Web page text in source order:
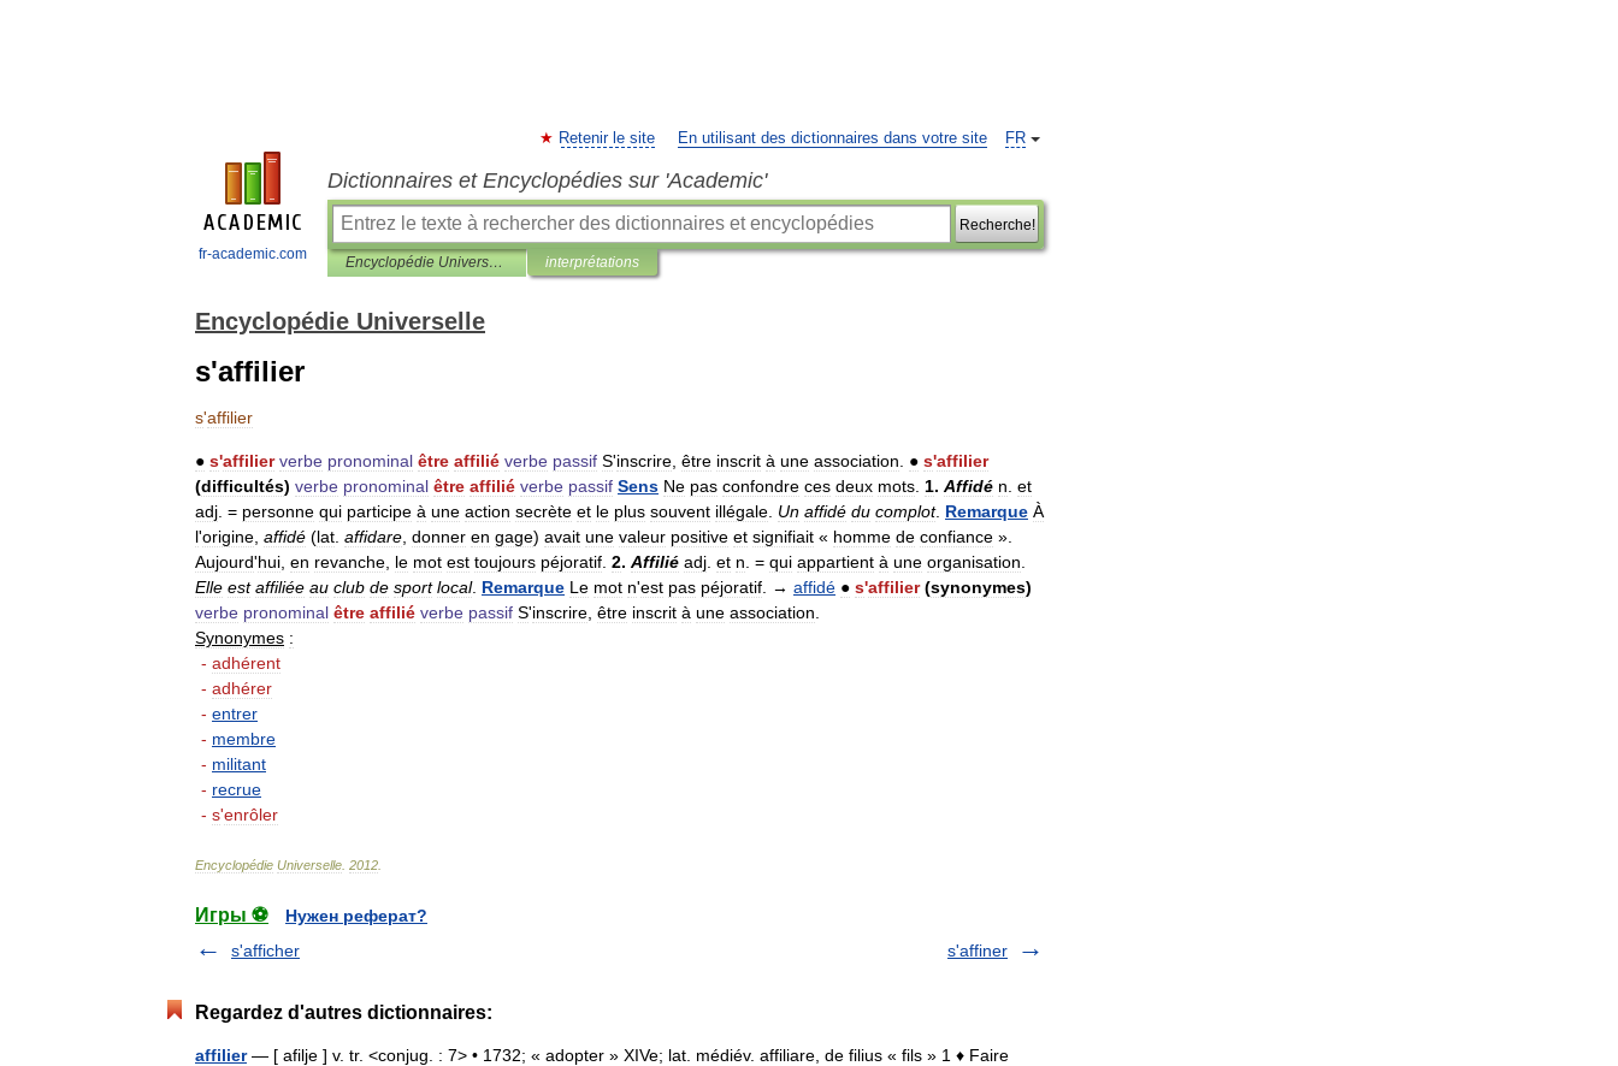
fr-academic.com
FR
Retenir le site En utilisant des dictionnaires dans votre site
Dictionnaires et Encyclopédies sur 'Academic'
Recherche!
Encyclopédie Universelle interprétations
Encyclopédie Universelle
s'affilier
s'affilier
● s'affilier verbe pronominal être affilié verbe passif S'inscrire être inscrit à une association ● s'affilier
(difficultés) verbe pronominal être affilié verbe passif Sens Ne pas confondre ces deux mots 1. Affidé n et
adj . = personne qui participe à une action secrète et le plus souvent illégale Un affidé du complot. Remarque À
l'origine affidé (lat affidare donner en gage) avait une valeur positive et signifiait « homme de confiance ».
Aujourd'hui en revanche le mot est toujours péjoratif 2. Affilié adj et n . = qui appartient à une organisation
Elle est affiliée au club de sport local. Remarque Le mot n'est pas péjoratif . → affidé ● s'affilier(synonymes)
verbe pronominal être affilié verbe passif S'inscrire être inscrit à une association
Synonymes :
- adhérent
- adhérer
- entrer
- membre
- militant
- recrue
- s'enrôler
Encyclopédie Universelle 2012
Игры ⚽
Нужен реферат?
s'afficher
s'affiner
Regardez d'autres dictionnaires:
affilier— [ afilje ] v. tr. <conjug. : 7> • 1732; « adopter » XIVe; lat. médiév. affiliare, de filius « fils » 1 ♦ Faire